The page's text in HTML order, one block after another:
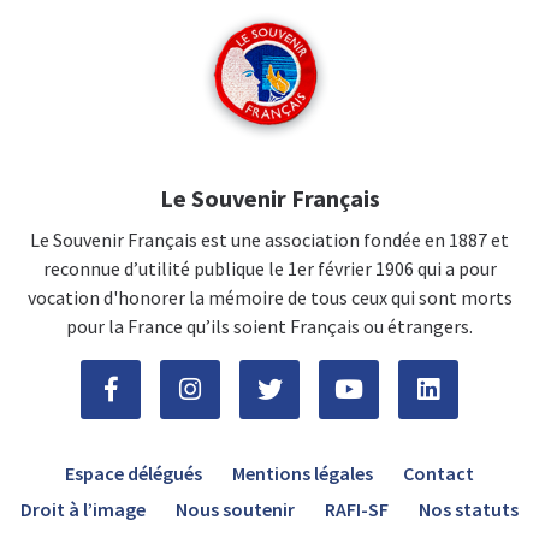
Le Souvenir Français
Le Souvenir Français est une association fondée en 1887 et
reconnue d’utilité publique le 1er février 1906 qui a pour
vocation d'honorer la mémoire de tous ceux qui sont morts
pour la France qu’ils soient Français ou étrangers.
Espace délégués Mentions légales
Contact
Droit à l’image
Nous soutenir RAFI-SF Nos statuts